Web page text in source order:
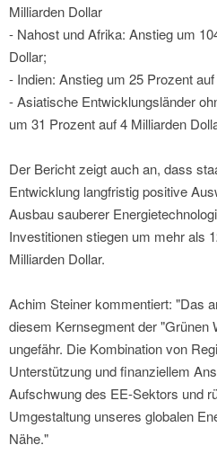
Milliarden Dollar
- Nahost und Afrika: Anstieg um
Dollar;
- Indien: Anstieg um 25 Prozent
- Asiatische Entwicklungsländer
um 31 Prozent auf 4 Milliarden
Der Bericht zeigt auch an, dass
Entwicklung langfristig positive
Ausbau sauberer
Investitionen stiegen um mehr als
Milliarden Dollar.
Achim Steiner kommentiert: "Das
diesem Kernsegment der "Grünen
ungefähr. Die Kombination von
Unterstützung und finanziellem
Aufschwung des EE-Sektors und
Umgestaltung unseres globalen
Nähe."